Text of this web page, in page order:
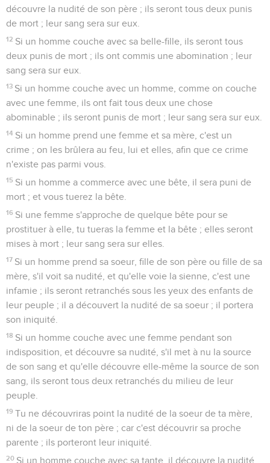
7 Ils ne prendront point une femme prostituée ou
déshonorée ; ils ne prendront point une femme répudiée par
son mari ; car ils sont consacrés à leur Dieu.
8 Tu regarderas donc le sacrificateur comme saint, car il offre
le pain de ton Dieu ; il te sera saint, car je suis saint, moi,
l'Éternel, qui vous sanctifie.
9 Si une fille de sacrificateur se déshonore en se prostituant,
elle déshonore son père ; elle sera brûlée au feu.
10 Le sacrificateur qui a la prééminence sur ses frères, sur la
tête duquel l'huile de l'onction a été répandue, qui a été
installé pour se revêtir de vêtements sacrés, ne découvrira
pas sa tête et ne déchirera pas ses vêtements.
11 Il n'ira vers aucun mort ; il ne se rendra point impur ni pour
son père, ni pour sa mère.
12 Il ne sortira point du sanctuaire, et ne profanera point le
sanctuaire de son Dieu, car la consécration de l'huile de
l'onction de son Dieu est sur lui : Je suis l'Éternel.
13 Il prendra pour femme une vierge.
14
Il ne prendra ni une veuve, ni une répudiée, ni une femme
déshonorée ou prostituée ; mais il prendra pour femme une
vierge d'entre ses peuples.
Il ne déshonorera point sa race parmi son peuple ; car je
suis l'Éternel, qui le sanctifie.
b. Cas d'empêchement au sacerdoce
16 L'Éternel parla encore à Moïse, en disant :
17 Parle à Aaron, et dis-lui : L'homme de ta race, dans vos
générations, qui aura un défaut corporel, ne s'approchera
point pour offrir le pain de son Dieu ;